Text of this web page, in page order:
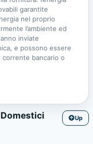
garantite
nel proprio
l’ambiente ed
inviate
e possono essere
bancario o
Up